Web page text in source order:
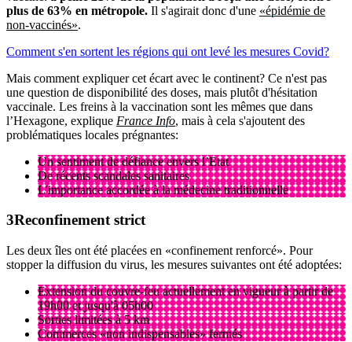
plus de 63% en métropole. Il s'agirait donc d'une «épidémie de
non-vaccinés».
Comment s'en sortent les régions qui ont levé les mesures Covid?
Mais comment expliquer cet écart avec le continent? Ce n'est pas
une question de disponibilité des doses, mais plutôt d'hésitation
vaccinale. Les freins à la vaccination sont les mêmes que dans
l’Hexagone, explique France Info, mais à cela s'ajoutent des
problématiques locales prégnantes:
Un sentiment de défiance envers l’Etat
De récents scandales sanitaires
L'importance accordée à la médecine traditionnelle
Reconfinement strict
Les deux îles ont été placées en «confinement renforcé». Pour
stopper la diffusion du virus, les mesures suivantes ont été adoptées:
Extension du couvre-feu actuellement en vigueur à partir de
19h00 et jusqu'à 05h00
Sorties limitées à 5 km
Commerces «non indispensables» fermés